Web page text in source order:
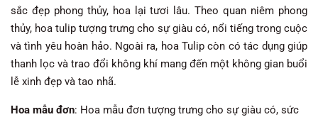
sắc đẹp phong thủy, hoa lại tươi lâu. Theo quan niêm phong
thủy, hoa tulip tượng trưng cho sự giàu có, nổi tiếng trong cuộc
và tình yêu hoàn hảo. Ngoài ra, hoa Tulip còn có tác dụng giúp
thanh lọc và trao đổi không khí mang đến một không gian buổi
lễ xinh đẹp và tao nhã.
Hoa mẫu đơn: Hoa mẫu đơn tượng trưng cho sự giàu có, sức